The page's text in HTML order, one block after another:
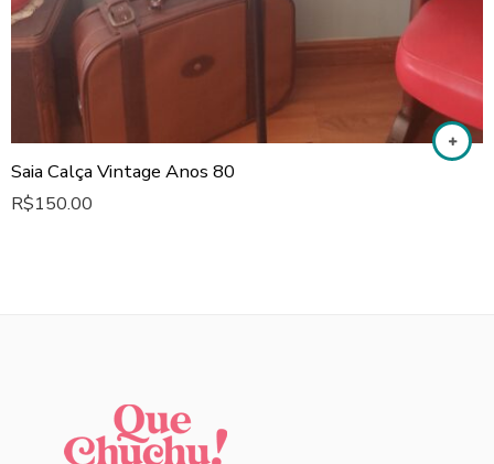
Saia Calça Vintage Anos 80
R$150.00